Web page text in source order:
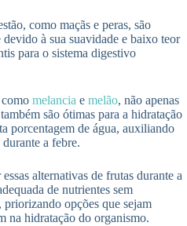
como maçãs e peras, são
à sua suavidade e baixo teor
para o sistema digestivo
melancia e melão, não apenas
são ótimas para a hidratação
porcentagem de água, auxiliando
a febre.
alternativas de frutas durante a
de nutrientes sem
opções que sejam
na hidratação do organismo.